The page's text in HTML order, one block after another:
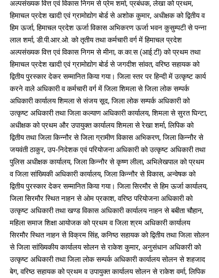
अल्पसंख्यक वित्त एवं विकास निगम से प्रेम शर्मा, प्रबंधक, लेखा को प्रथम,
हिमाचल प्रदेश खादी एवं ग्रामोद्योग बोर्ड से अशोक कुमार, अधीक्षक को द्वितीय व
हिम ऊर्जा, हिमाचल प्रदेश ऊर्जा विकास अभिकरण ऊर्जा भवन कुसुम्पटी से पन्ना
लाल शर्मा, डी.पी.आर.ओ. को तृतीय तथा कर्मचारी वर्ग में हिमाचल प्रदेश
अल्पसंख्यक वित्त एवं विकास निगम से मीना, क.का.स (आई.टी) को प्रथम तथा
हिमाचल प्रदेश खादी एवं ग्रामोद्योग बोर्ड से जगदीश सांवत, वरिष्ठ सहायक को
द्वितीय पुरस्कार देकर सम्मानित किया गया। जिला स्तर पर हिन्दी में उत्कृष्ट कार्य
करने वाले अधिकारी व कर्मचारी वर्ग में जिला शिमला से जिला लोक सम्पर्क
अधिकारी कार्यालय शिमला से संजय सूद, जिला लोक सम्पर्क अधिकारी को
उत्कृष्ट अधिकारी तथा जिला कल्याण अधिकारी कार्यालय, शिमला से सुरत घिन्टा,
अधीक्षक को प्रथम और उपायुक्त कार्यालय शिमला से रेखा शर्मा, लिपिक को
द्वितीय तथा जिला किन्नौर से जिला ग्रामीण विकास अभिकरण, जिला किन्नौर से
जयवंती ठाकुर, उप-निदेशक एवं परियोजना अधिकारी को उत्कृष्ट अधिकारी तथा
पुलिस अधीक्षक कार्यालय, जिला किन्नौर से कृष्ण लीला, अभिलेखपाल को प्रथम
व जिला सांख्यिकी अधिकारी कार्यालय, जिला किन्नौर से विकास, अन्वेषक को
द्वितीय पुरस्कार देकर सम्मानित किया गया। जिला सिरमौर से हिम ऊर्जा कार्यालय,
जिला सिरमौर स्थित नाहन से ओम प्रकाश, वरिष्ठ परियोजना अधिकारी को
उत्कृष्ट अधिकारी तथा खण्ड विकास अधिकारी कार्यालय नाहन से बबीता चौहान,
महिला समाज शिक्षा आयोजक को प्रथम व जिला श्रम अधिकारी कार्यालय
सिरमौर स्थित नाहन से विक्रम सिंह, कनिष्ठ सहायक को द्वितीय तथा जिला सोलन
से जिला सांख्यिकीय कार्यालय सोलन से राकेश कुमार, अनुसंधान अधिकारी को
उत्कृष्ट अधिकारी तथा जिला लोक सम्पर्क अधिकारी कार्यालय सोलन से शहजाद
बेग, वरिष्ठ सहायक को प्रथम व उपायुक्त कार्यालय सोलन से राकेश वर्मा, लिपिक